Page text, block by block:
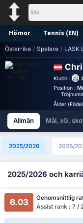
Hörnor Tennis (EN)
Österrike / Spelare / LASK
Klubb :
Position :
Ålder
Allmän Mål, xG,
2025/2026 2026/
2025/2026 och
6.03
Genomsnittlig
Assist rank : 7 /